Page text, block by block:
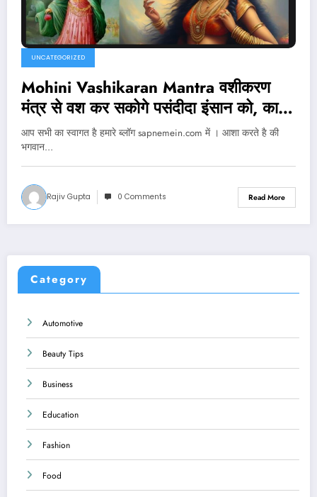
UNCATEGORIZED
Mohini Vashikaran Mantra वशीकरण
मंत्र से वश कर सकोगे पसंदीदा इंसान को, काम
सुख से बचकर रहे नहीं तो …
आप सभी का स्वागत है हमारे ब्लॉग sapnemein.com में । आशा करते है की
भगवान…
Rajiv Gupta 0 Comments Read More
Category
Automotive
Beauty Tips
Business
Education
Fashion
Food